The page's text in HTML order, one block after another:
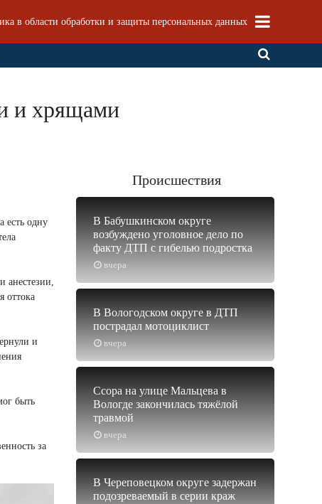
в области обработки и защиты персональных данных
и хрящами
есть одну
анестезии,
оттока
и
быть
за
Происшествия
вчера
В Бабушкинском округе
возбуждено уголовное дело по
факту ДТП с гибелью подростка
вчера
В Вологодском округе в ДТП
пострадал мотоциклист
вчера
Ссора на улице Мальцева в
Вологде закончилась тяжёлой
травмой
В Череповецком округе задержан
подозреваемый в серии краж